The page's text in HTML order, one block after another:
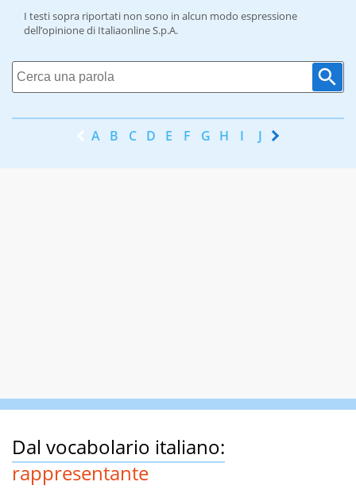
I testi sopra riportati non sono in alcun modo espressione
dell’opinione di Italiaonline S.p.A.
A B C D E F G H I J K
Dal vocabolario italiano:
rappresentante